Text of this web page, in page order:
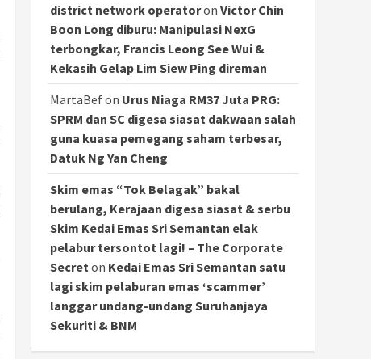
district network operatoron Victor Chin
Boon Long diburu: Manipulasi NexG
terbongkar, Francis Leong See Wui &
Kekasih Gelap Lim Siew Ping direman
MartaBefon Urus Niaga RM37 Juta PRG:
SPRM dan SC digesa siasat dakwaan salah
guna kuasa pemegang saham terbesar,
Datuk Ng Yan Cheng
Skim emas “Tok Belagak” bakal
berulang, Kerajaan digesa siasat & serbu
Skim Kedai Emas Sri Semantan elak
pelabur tersontot lagi! – The Corporate
Secret on Kedai Emas Sri Semantan satu
lagi skim pelaburan emas ‘scammer’
langgar undang-undang Suruhanjaya
Sekuriti & BNM